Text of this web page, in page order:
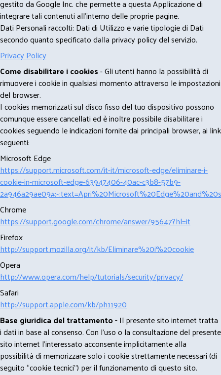
gestito da Google Inc. che permette a questa Applicazione di
integrare tali contenuti all'interno delle proprie pagine.
Dati Personali raccolti: Dati di Utilizzo e varie tipologie di Dati
secondo quanto specificato dalla privacy policy del servizio.
Privacy Policy
Come disabilitare i cookies- Gli utenti hanno la possibilità di
rimuovere i cookie in qualsiasi momento attraverso le impostazioni
del browser.
I cookies memorizzati sul disco fisso del tuo dispositivo possono
comunque essere cancellati ed è inoltre possibile disabilitare i
cookies seguendo le indicazioni fornite dai principali browser, ai link
seguenti:
Microsoft Edge
https://support.microsoft.com/it-it/microsoft-edge/eliminare-i-
cookie-in-microsoft-edge-63947406-40ac-c3b8-57b9-
Chrome
https://support.google.com/chrome/answer/95647?hl=it
Firefox
http://support.mozilla.org/it/kb/Eliminare%20i%20cookie
Opera
http://www.opera.com/help/tutorials/security/privacy/
Safari
http://support.apple.com/kb/ph11920
Base giuridica del trattamento -Il presente sito internet tratta
i dati in base al consenso. Con l'uso o la consultazione del presente
sito internet l’interessato acconsente implicitamente alla
possibilità di memorizzare solo i cookie strettamente necessari (di
seguito “cookie tecnici”) per il funzionamento di questo sito.